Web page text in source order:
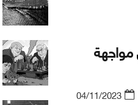
مواجهة
04/11/2023